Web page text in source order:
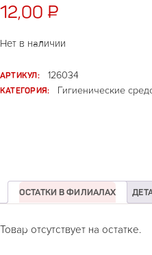
12,00 ₽
Нет в наличии
АРТИКУЛ:
126034
КАТЕГОРИЯ:
Гигиенические
ОСТАТКИ В ФИЛИАЛАХ
Товар отсутствует на остатке.